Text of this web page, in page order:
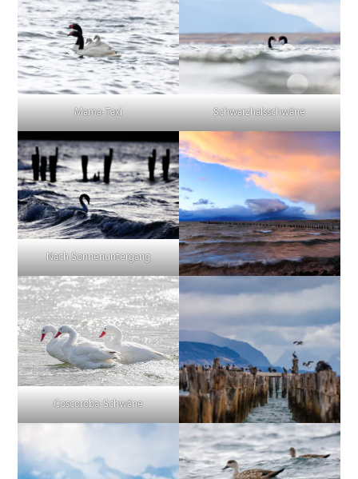
Mama-Taxi Schwarzhalsschwäne
Nach Sonnenuntergang
Coscoroba-Schwäne